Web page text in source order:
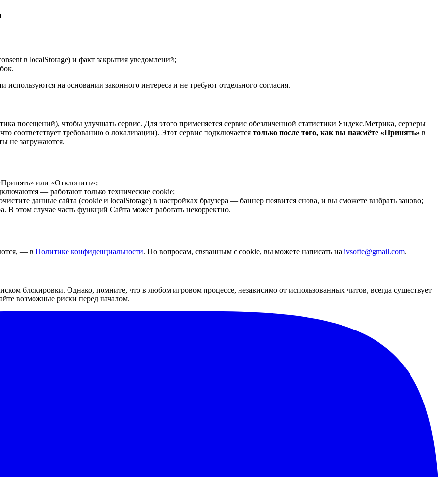
в localStorage) и факт закрытия уведомлений;
на основании законного интереса и не требуют отдельного согласия.
посещений), чтобы улучшать сервис. Для этого применяется сервис обезличенной статистики Яндекс.Метрика, серверы
соответствует требованию о локализации). Этот сервис подключается только после того, как вы нажмёте «Принять» в
не загружаются.
или «Отклонить»;
— работают только технические cookie;
данные сайта (cookie и localStorage) в настройках браузера — баннер появится снова, и вы сможете выбрать заново;
В этом случае часть функций Сайта может работать некорректно.
— в Политике конфиденциальности. По вопросам, связанным с cookie, вы можете написать на ivsofte@gmail.com.
блокировки. Однако, помните, что в любом игровом процессе, независимо от использованных читов, всегда существует
возможные риски перед началом.